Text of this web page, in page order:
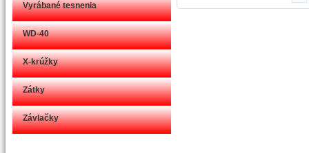
Vyrábané tesnenia
WD-40
X-krúžky
Zátky
Závlačky